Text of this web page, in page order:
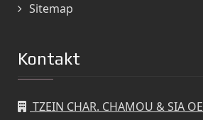
Sitemap
Kontakt
TZEIN CHAR. CHAMOU & SIA OE